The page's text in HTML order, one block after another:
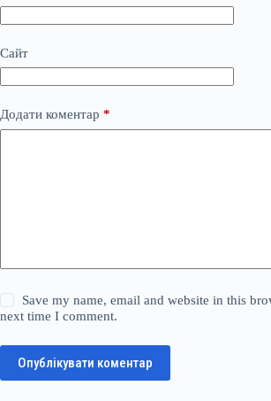
Сайт
Додати коментар *
Save my name, email and website in this
next time I comment.
Опублікувати коментар